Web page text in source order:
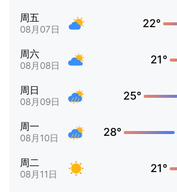
周五
08月07日 22°
周六
08月08日 21°
周日
08月09日 25°
周一
08月10日 28°
周二
08月11日 21°